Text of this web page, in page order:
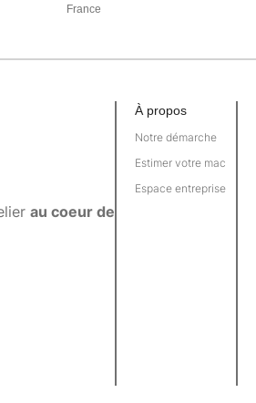
France
au coeur de
À propos
Notre démarche
Estimer votre mac
Espace entreprise